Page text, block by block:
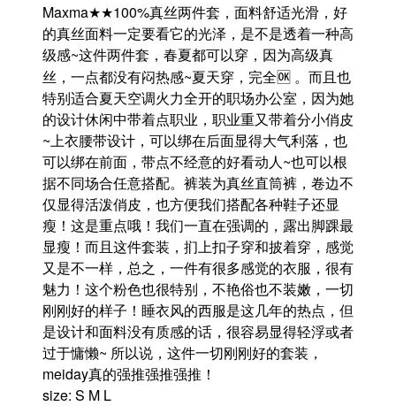
Maxma★★100%真丝两件套，面料舒适光滑，好
的真丝面料一定要看它的光泽，是不是透着一种高
级感~这件两件套，春夏都可以穿，因为高级真
丝，一点都没有闷热感~夏天穿，完全🆗 。而且也
特别适合夏天空调火力全开的职场办公室，因为她
的设计休闲中带着点职业，职业重又带着分小俏皮
~上衣腰带设计，可以绑在后面显得大气利落，也
可以绑在前面，带点不经意的好看动人~也可以根
据不同场合任意搭配。裤装为真丝直筒裤，卷边不
仅显得活泼俏皮，也方便我们搭配各种鞋子还显
瘦！这是重点哦！我们一直在强调的，露出脚踝最
显瘦！而且这件套装，扪上扣子穿和披着穿，感觉
又是不一样，总之，一件有很多感觉的衣服，很有
魅力！这个粉色也很特别，不艳俗也不装嫩，一切
刚刚好的样子！睡衣风的西服是这几年的热点，但
是设计和面料没有质感的话，很容易显得轻浮或者
过于慵懒~ 所以说，这件一切刚刚好的套装，
meiday真的强推强推强推！
size: S M L